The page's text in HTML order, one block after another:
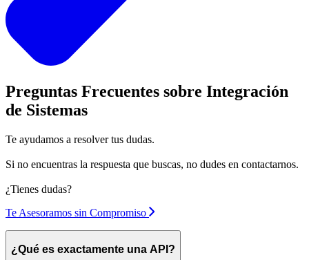
Preguntas Frecuentes sobre Integración
de Sistemas
Te ayudamos a resolver tus dudas.
Si no encuentras la respuesta que buscas, no dudes en contactarnos.
¿Tienes dudas?
Te Asesoramos sin Compromiso
¿Qué es exactamente una API?